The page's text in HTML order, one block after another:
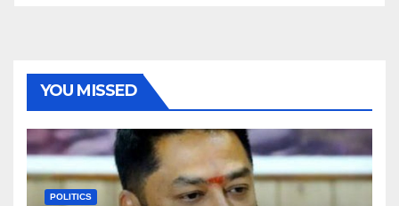
YOU MISSED
POLITICS